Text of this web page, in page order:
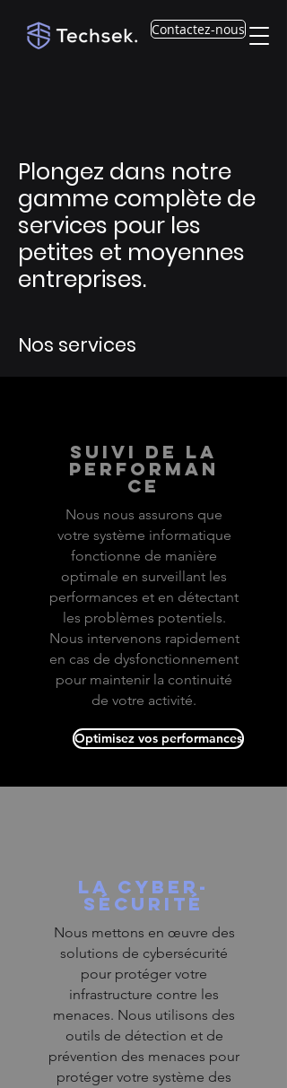
Contactez-nous
Plongez dans notre
gamme complète de
services pour les
petites et moyennes
entreprises.
Nos services
suivi de la
performan
ce
Nous nous assurons que
votre système informatique
fonctionne de manière
optimale en surveillant les
performances et en détectant
les problèmes potentiels.
Nous intervenons rapidement
en cas de dysfonctionnement
pour maintenir la continuité
de votre activité.
Optimisez vos performances
la cyber-
sécurité
Nous mettons en œuvre des
solutions de cybersécurité
pour protéger votre
infrastructure contre les
menaces. Nous utilisons des
outils de détection et de
prévention des menaces pour
protéger votre système des